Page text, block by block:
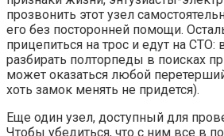
прозвонить этот узел
его без посторонней помощи.
прицепиться на трос и едут на
разбирать полторпеды в поисках
может оказаться любой
хоть замок менять не придется).
Еще один узел, доступный для
Чтобы убедиться, что с ним все в